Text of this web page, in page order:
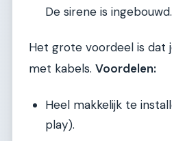
De sirene is ingebouwd.
Het grote voordeel is dat
met kabels. Voordelen:
Heel makkelijk te
play).